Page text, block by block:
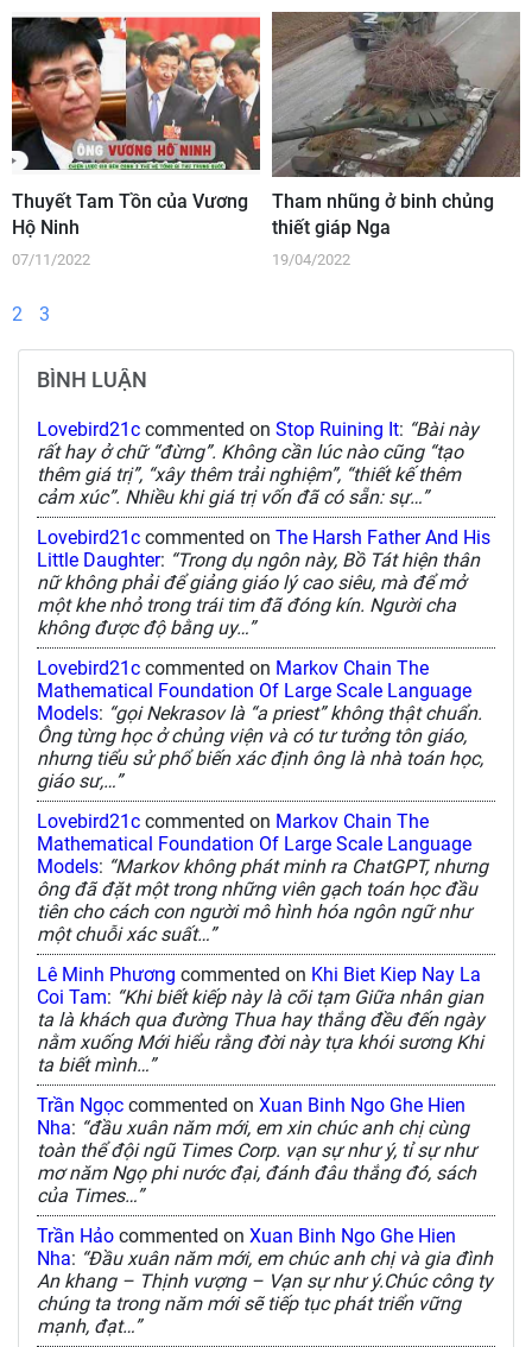
Thuyết Tam Tồn của Vương
Hộ Ninh
07/11/2022
Tham nhũng ở binh chủng
thiết giáp Nga
19/04/2022
2 3
BÌNH LUẬN
Lovebird21c commented on Stop Ruining It: “Bài này
rất hay ở chữ “đừng”. Không cần lúc nào cũng “tạo
thêm giá trị”, “xây thêm trải nghiệm”, “thiết kế thêm
cảm xúc”. Nhiều khi giá trị vốn đã có sẵn: sự…”
Lovebird21c commented on The Harsh Father And His
Little Daughter: “Trong dụ ngôn này, Bồ Tát hiện thân
nữ không phải để giảng giáo lý cao siêu, mà để mở
một khe nhỏ trong trái tim đã đóng kín. Người cha
không được độ bằng uy…”
Lovebird21c commented on Markov Chain The
Mathematical Foundation Of Large Scale Language
Models: “gọi Nekrasov là “a priest” không thật chuẩn.
Ông từng học ở chủng viện và có tư tưởng tôn giáo,
nhưng tiểu sử phổ biến xác định ông là nhà toán học,
giáo sư,…”
Lovebird21c commented on Markov Chain The
Mathematical Foundation Of Large Scale Language
Models: “Markov không phát minh ra ChatGPT, nhưng
ông đã đặt một trong những viên gạch toán học đầu
tiên cho cách con người mô hình hóa ngôn ngữ như
một chuỗi xác suất…”
Lê Minh Phương commented on Khi Biet Kiep Nay La
Coi Tam: “Khi biết kiếp này là cõi tạm Giữa nhân gian
ta là khách qua đường Thua hay thắng đều đến ngày
nằm xuống Mới hiểu rằng đời này tựa khói sương Khi
ta biết mình…”
Trần Ngọc commented on Xuan Binh Ngo Ghe Hien
Nha: “đầu xuân năm mới, em xin chúc anh chị cùng
toàn thể đội ngũ Times Corp. vạn sự như ý, tỉ sự như
mơ năm Ngọ phi nước đại, đánh đâu thắng đó, sách
của Times…”
Trần Hảo commented on Xuan Binh Ngo Ghe Hien
Nha: “Đầu xuân năm mới, em chúc anh chị và gia đình
An khang – Thịnh vượng – Vạn sự như ý.Chúc công ty
chúng ta trong năm mới sẽ tiếp tục phát triển vững
mạnh, đạt…”